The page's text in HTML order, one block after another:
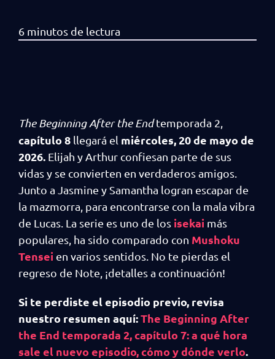
The Beginning After the Endtemporada 2,
capítulo 8 llegará el miércoles, 20 de mayo de
2026. Elijah y Arthur confiesan parte de sus
vidas y se convierten en verdaderos amigos.
Junto a Jasmine y Samantha logran escapar de
la mazmorra, para encontrarse con la mala vibra
de Lucas. La serie es uno de los isekai más
populares, ha sido comparado con Mushoku
Tensei en varios sentidos. No te pierdas el
regreso de Note, ¡detalles a continuación!
Si te perdiste el episodio previo, revisa
nuestro resumen aquí:The Beginning After
the End temporada 2, capítulo 7: a qué hora
sale el nuevo episodio, cómo y dónde verlo.